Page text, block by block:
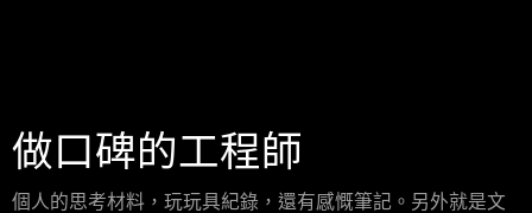
做口碑的工程師
個人的思考材料，玩玩具紀錄，還有感慨筆記。另外就是文